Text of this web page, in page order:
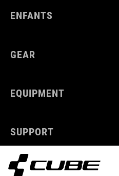
ENFANTS
GEAR
EQUIPMENT
SUPPORT
ABOUT US